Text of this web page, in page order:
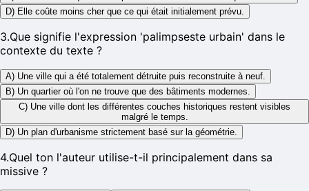
D) Elle coûte moins cher que ce qui était initialement prévu.
3.Que signifie l'expression 'palimpseste urbain' dans le
contexte du texte ?
A) Une ville qui a été totalement détruite puis reconstruite à neuf.
B) Un quartier où l'on ne trouve que des bâtiments modernes.
C) Une ville dont les différentes couches historiques restent visibles
malgré le temps.
D) Un plan d'urbanisme strictement basé sur la géométrie.
4.Quel ton l'auteur utilise-t-il principalement dans sa
missive ?